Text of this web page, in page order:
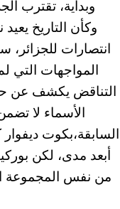
وبداية، تقترب
وكأن التاريخ
انتصارات
المواجهات التي
التناقض يكشف عن
الأسماء لا
السابقة،بكوت
أبعد مدى، لكن
من نفس المجموعة